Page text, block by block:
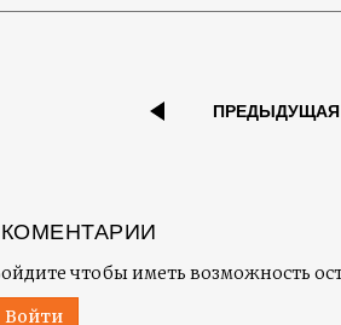
ПРЕДЫДУЩАЯ
КОМЕНТАРИИ
чтобы иметь возможность
Войти